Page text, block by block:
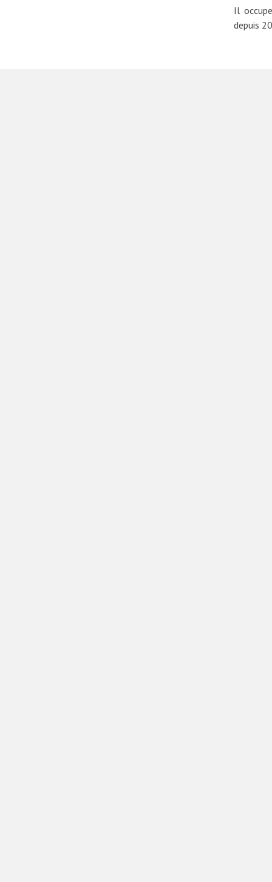
Il
depuis